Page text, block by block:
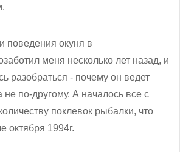
поведения окуня в
меня несколько лет назад, и
разобраться - почему он ведет
не по-другому. А началось все с
поклевок рыбалки, что
октября 1994г.